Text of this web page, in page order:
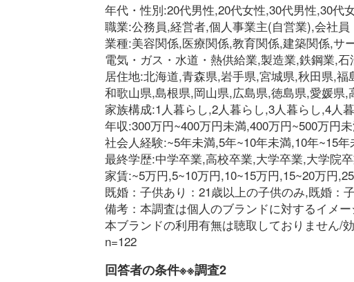
年代・性別:20代男性,20代女性,30代男性,30代
職業:公務員,経営者,個人事業主(自営業),会社
業種:美容関係,医療関係,教育関係,建築関係,サ
電気・ガス・水道・熱供給業,製造業,鉄鋼業,石
居住地:北海道,青森県,岩手県,宮城県,秋田県,
和歌山県,島根県,岡山県,広島県,徳島県,愛媛県
家族構成:1人暮らし,2人暮らし,3人暮らし,4人
年収:300万円~400万円未満,400万円~500万円
社会人経験:~5年未満,5年~10年未満,10年~15
最終学歴:中学卒業,高校卒業,大学卒業,大学院
家賃:~5万円,5~10万円,10~15万円,15~20万円
既婚：子供あり：21歳以上の子供のみ,既婚：
備考：本調査は個人のブランドに対するイメ
本ブランドの利用有無は聴取しておりません/
n=122
回答者の条件※※調査2